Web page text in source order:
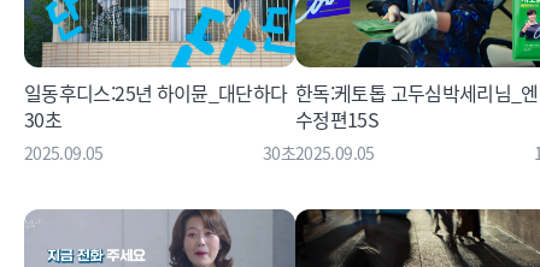
일동후디스:25년 하이뮨_대단하다
30초
2025.09.05 30초
한독:케토톱 고두심박세리님_
수정편15S
2025.09.05